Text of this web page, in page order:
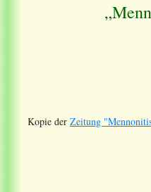
Kopie der Zeitung